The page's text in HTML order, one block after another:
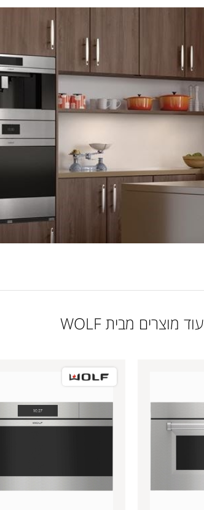
עוד מוצרים מבית WOLF